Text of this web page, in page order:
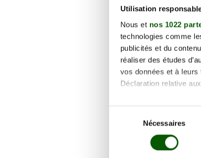
Utilisation
Nous et nos 1022
technologies comme
publicités et du
réaliser des études
vos données et à
Déclaration relative
Si vous le permettez,
Collecter des
digitales).
consentement
Nécessaires
132.00 €
132.00 €